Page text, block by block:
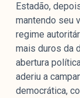
Estadão,
mantendo seu
regime
mais duros da
abertura
aderiu a
democrática,